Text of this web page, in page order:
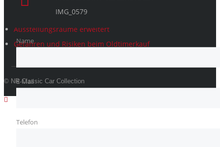
Was unterscheidet NR Classic Cars von anderen Händlern?
Ausstellungsräume erweitert
Gefahren und Risiken beim Oldtimerkauf
© NR Classic Car Collection
IMG_0579
Name
E-Mail
Telefon